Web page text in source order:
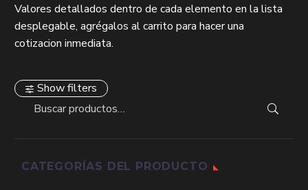
Valores detallados dentro de cada elemento en la lista
desplegable, agrégalos al carrito para hacer una
cotizacion inmediata.
Show filters
CATEGORÍAS DEL PRODUCTO